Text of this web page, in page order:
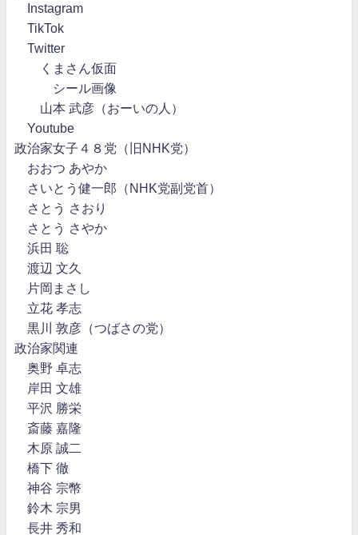
Instagram
TikTok
Twitter
くまさん仮面
シール画像
山本 武彦（おーいの人）
Youtube
政治家女子４８党（旧NHK党）
おおつ あやか
さいとう健一郎（NHK党副党首）
さとう さおり
さとう さやか
浜田 聡
渡辺 文久
片岡まさし
立花 孝志
黒川 敦彦（つばさの党）
政治家関連
奥野 卓志
岸田 文雄
平沢 勝栄
斎藤 嘉隆
木原 誠二
橋下 徹
神谷 宗幣
鈴木 宗男
長井 秀和